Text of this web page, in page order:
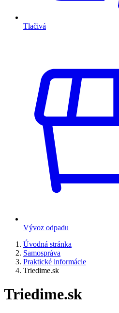
Tlačivá
Vývoz odpadu
Úvodná stránka
Samospráva
Praktické informácie
Triedime.sk
Triedime.sk